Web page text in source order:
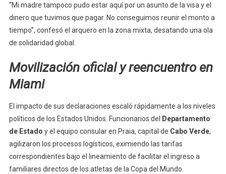
“Mi madre tampoco pudo estar aquí por un asunto de la visa y el
dinero que tuvimos que pagar. No conseguimos reunir el monto a
tiempo”, confesó el arquero en la zona mixta, desatando una ola
de solidaridad global.
Movilización oficial y reencuentro en
Miami
El impacto de sus declaraciones escaló rápidamente a los niveles
políticos de los Estados Unidos. Funcionarios del
Departamento
de Estado y el equipo consular en Praia, capital de Cabo Verde,
agilizaron los procesos logísticos, eximiendo las tarifas
correspondientes bajo el lineamiento de facilitar el ingreso a
familiares directos de los atletas de la Copa del Mundo.